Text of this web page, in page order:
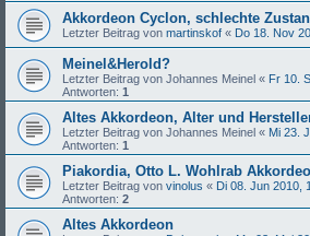
Akkordeon Cyclon, schlechte
Letzter Beitrag von martinskof « Do 18. Nov
Meinel&Herold?
Letzter Beitrag von Johannes Meinel « Fr 10.
Antworten: 1
Altes Akkordeon, Alter und
Letzter Beitrag von Johannes Meinel « Mi 23.
Antworten: 1
Piakordia, Otto L. Wohlrab
Letzter Beitrag von vinolus « Di 08. Jun 2010,
Antworten: 2
Altes Akkordeon